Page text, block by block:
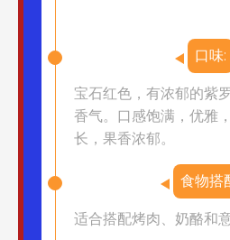
口味:
宝石红色，有浓郁的紫
香气。口感饱满，优雅
长，果香浓郁。
食物搭
适合搭配烤肉、奶酪和